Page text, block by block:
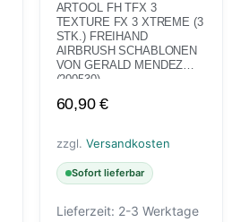
ARTOOL FH TFX 3
TEXTURE FX 3 XTREME (3
STK.) FREIHAND
AIRBRUSH SCHABLONEN
VON GERALD MENDEZ
(200530)
60,90€
zzgl. Versandkosten
Sofort lieferbar
Lieferzeit: 2-3 Werktage